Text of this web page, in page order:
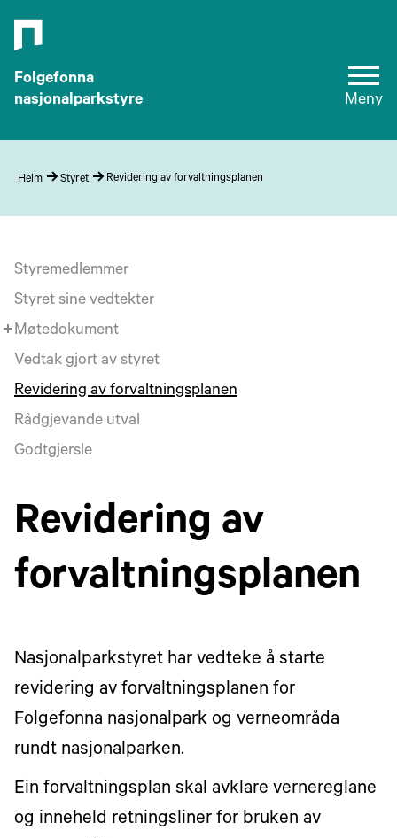
Folgefonna
nasjonalparkstyre
Meny
Heim Styret Revidering av forvaltningsplanen
Styremedlemmer
Styret sine vedtekter
Møtedokument
Vedtak gjort av styret
Revidering av forvaltningsplanen
Rådgjevande utval
Godtgjersle
Revidering av
forvaltningsplanen
Nasjonalparkstyret har vedteke å starte
revidering av forvaltningsplanen for
Folgefonna nasjonalpark og verneområda
rundt nasjonalparken.
Ein forvaltningsplan skal avklare vernereglane
og inneheld retningsliner for bruken av